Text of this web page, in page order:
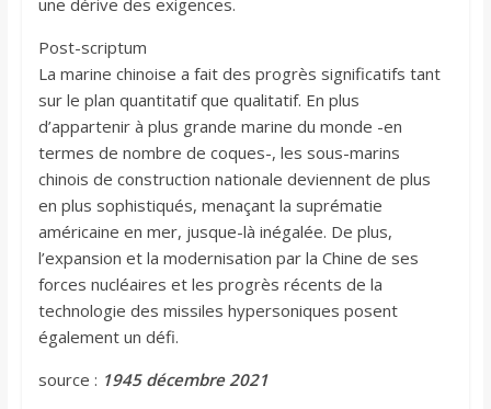
une dérive des exigences.
Post-scriptum
La marine chinoise a fait des progrès significatifs tant
sur le plan quantitatif que qualitatif. En plus
d’appartenir à plus grande marine du monde -en
termes de nombre de coques-, les sous-marins
chinois de construction nationale deviennent de plus
en plus sophistiqués, menaçant la suprématie
américaine en mer, jusque-là inégalée. De plus,
l’expansion et la modernisation par la Chine de ses
forces nucléaires et les progrès récents de la
technologie des missiles hypersoniques posent
également un défi.
source : 1945 décembre 2021